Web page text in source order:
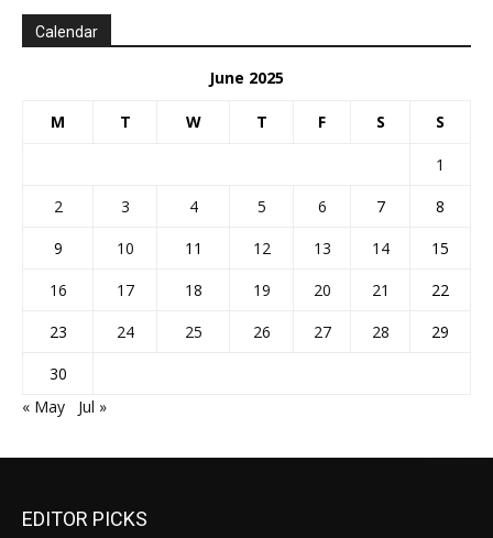
Calendar
June 2025
M T W T F S S
1
2
3 4 5 6 7
8
9
10 11 12 13 14
15
16
17 18 19 20 21
22
23
24 25 26 27 28
29
30
« May
Jul »
EDITOR PICKS